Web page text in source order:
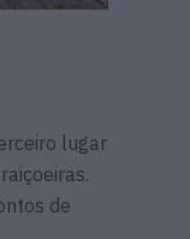
lugar
de